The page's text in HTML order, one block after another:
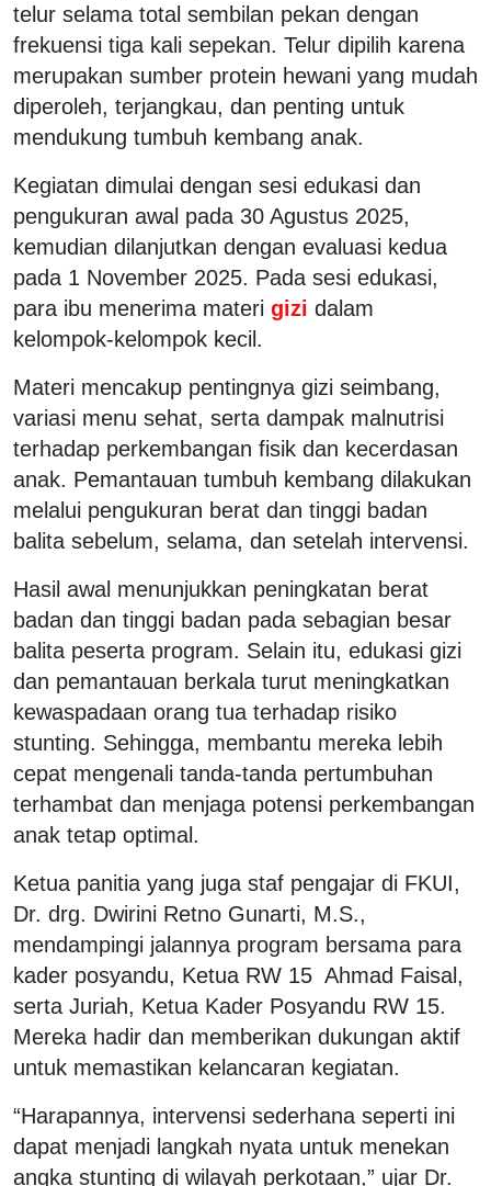
telur selama total sembilan pekan dengan
frekuensi tiga kali sepekan. Telur dipilih karena
merupakan sumber protein hewani yang mudah
diperoleh, terjangkau, dan penting untuk
mendukung tumbuh kembang anak.
Kegiatan dimulai dengan sesi edukasi dan
pengukuran awal pada 30 Agustus 2025,
kemudian dilanjutkan dengan evaluasi kedua
pada 1 November 2025. Pada sesi edukasi,
para ibu menerima materi gizi dalam
kelompok-kelompok kecil.
Materi mencakup pentingnya gizi seimbang,
variasi menu sehat, serta dampak malnutrisi
terhadap perkembangan fisik dan kecerdasan
anak. Pemantauan tumbuh kembang dilakukan
melalui pengukuran berat dan tinggi badan
balita sebelum, selama, dan setelah intervensi.
Hasil awal menunjukkan peningkatan berat
badan dan tinggi badan pada sebagian besar
balita peserta program. Selain itu, edukasi gizi
dan pemantauan berkala turut meningkatkan
kewaspadaan orang tua terhadap risiko
stunting. Sehingga, membantu mereka lebih
cepat mengenali tanda-tanda pertumbuhan
terhambat dan menjaga potensi perkembangan
anak tetap optimal.
Ketua panitia yang juga staf pengajar di FKUI,
Dr. drg. Dwirini Retno Gunarti, M.S.,
mendampingi jalannya program bersama para
kader posyandu, Ketua RW 15 Ahmad Faisal,
serta Juriah, Ketua Kader Posyandu RW 15.
Mereka hadir dan memberikan dukungan aktif
untuk memastikan kelancaran kegiatan.
“Harapannya, intervensi sederhana seperti ini
dapat menjadi langkah nyata untuk menekan
angka stunting di wilayah perkotaan,” ujar Dr.